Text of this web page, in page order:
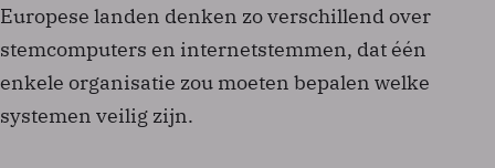
Europese landen denken zo verschillend over
stemcomputers en internetstemmen, dat één
enkele organisatie zou moeten bepalen welke
systemen veilig zijn.